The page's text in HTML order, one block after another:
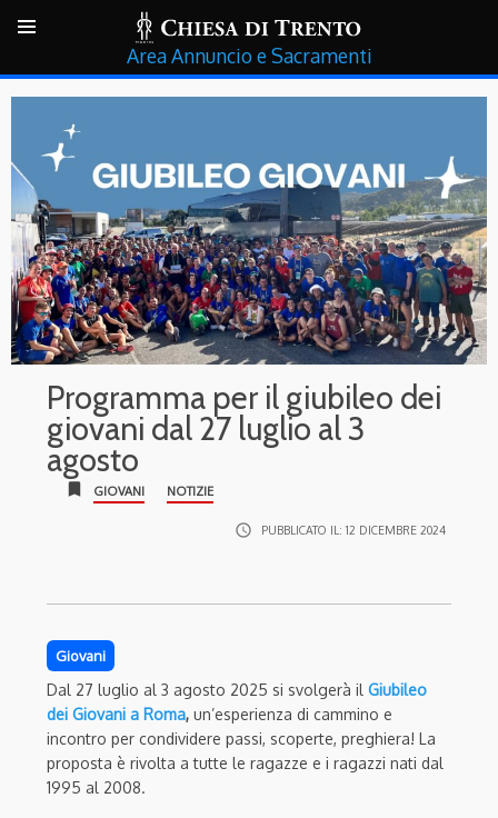
Annuncio e Sacramenti
Programma per il giubileo dei
giovani dal 27 luglio al 3
agosto
bookmark GIOVANI NOTIZIE
access_time PUBBLICATO IL: 12 DICEMBRE 2024
Giovani
Dal 27 luglio al 3 agosto 2025 si svolgerà il Giubileo
dei Giovani a Roma, un’esperienza di cammino e
incontro per condividere passi, scoperte, preghiera! La
proposta è rivolta a tutte le ragazze e i ragazzi nati dal
1995 al 2008.